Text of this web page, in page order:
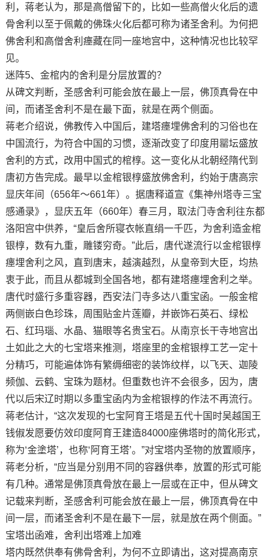
利，蒋老认为，那是高僧留下的，比如一些高僧火化后的遗
骨舍利以至于佩戴的佛珠火化后都可称为诸圣舍利。为何把
佛舍利和高僧舍利瘗藏在同一座地宫中，这种情况也比较罕
见。
迷阵5、金棺内的舍利是分层放置的？
从碑文判断，圣感舍利可能会放在最上一层，佛顶真骨在中
间，而诸圣舍利不是在最下面，就是在两个侧面。
蒋老介绍说，佛教传入中国后，建塔瘗埋佛舍利的习俗也在
中国流行，为符合中国的习惯，逐渐改变了印度用罂坛盛放
舍利的方式，改用中国式的棺椁。这一变化从北朝经隋代到
唐初方告完成。最早以金棺银椁盛放佛舍利，约始于唐高宗
显庆年间（656年～661年）。据唐释道宣《集神州塔寺三宝
感通录》，显庆五年（660年）春三月，取法门寺舍利往东都
洛阳宫中供养，“皇后舍所寝衣帐直绢一千匹，为舍利造金棺
银椁，数有九重，雕镂穷奇。”此后，唐代遂流行以金棺银椁
瘗埋舍利之风，直到唐末，越演越烈，从皇帝到大臣，均热
衷于此，而且从都城到全国各地，都有建塔瘗埋舍利之举。
唐代时盛行多重容器，西安法门寺多达八重宝函。一般金棺
两侧嵌白色珍珠，周围贴金片莲瓣，并嵌饰石英石、绿松
石、红玛瑙、水晶、猫眼等名贵宝石。从南京长干寺地宫出
土如此之大的七宝塔来推测，塔座里的金棺银椁工艺一定十
分精巧，可能遍体饰有繁缛细密的装饰纹样，以飞天、迦陵
频伽、云鹤、宝珠为题材。但重数也许不会很多，因为，唐
代以后宋辽时期以多重宝函内为金棺银椁的作法不再流行。
蒋老估计，“这次发现的七宝阿育王塔是五代十国时吴越国王
钱俶发愿要仿效印度阿育王建造84000座佛塔时的简化形式，
称为‘金塗塔’，也称‘阿育王塔’。”对宝塔内圣物的放置顺序，
蒋老分析，“应当是分别用不同的容器供奉，放置的形式可能
有几种。通常是佛顶真骨放在最上一层或在正中，但从碑文
记载来判断，圣感舍利可能会放在最上一层，佛顶真骨在中
间一层，而诸圣舍利不是在最下一层，就是放在两个侧面。”
宝塔出函难，舍利出塔难上加难
塔内既然供奉有佛骨舍利，为何不立即请出，这对提高南京